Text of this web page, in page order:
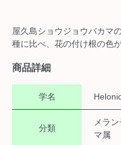
屋久島ショウジョウバカマ
種に比べ、花の付け根の色
商品詳細
学名
分類
メラ
マ属